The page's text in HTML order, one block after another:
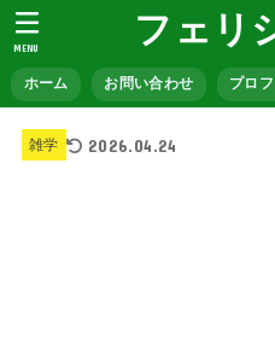
フェリ
ホーム お問い合わせ プロ
MENU
雑学 2026.04.24